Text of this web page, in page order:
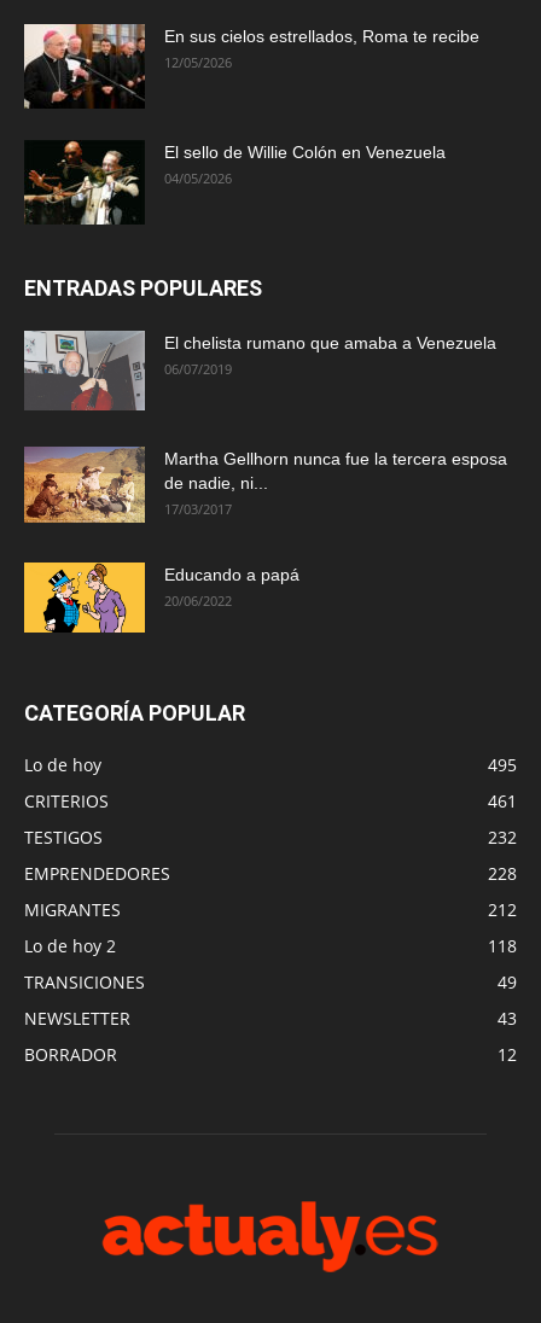
En sus cielos estrellados, Roma te recibe
12/05/2026
El sello de Willie Colón en Venezuela
04/05/2026
ENTRADAS POPULARES
El chelista rumano que amaba a Venezuela
06/07/2019
Martha Gellhorn nunca fue la tercera esposa
de nadie, ni...
17/03/2017
Educando a papá
20/06/2022
CATEGORÍA POPULAR
Lo de hoy
495
CRITERIOS
461
TESTIGOS
232
EMPRENDEDORES
228
MIGRANTES
212
Lo de hoy 2
118
TRANSICIONES
49
NEWSLETTER
43
BORRADOR
12